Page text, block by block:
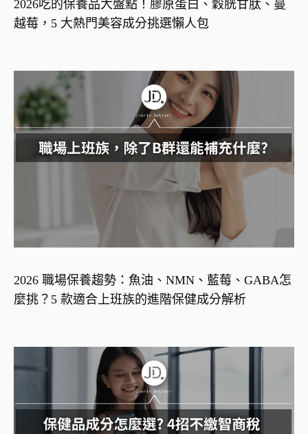
2026吃的保養品大盤點！膠原蛋白、穀胱甘肽、蔓
越莓，5 大熱門美容成分挑選懶人包
2026 職場保養趨勢：魚油、NMN、藍莓、GABA怎
麼挑？5 款適合上班族的進階保健成分解析